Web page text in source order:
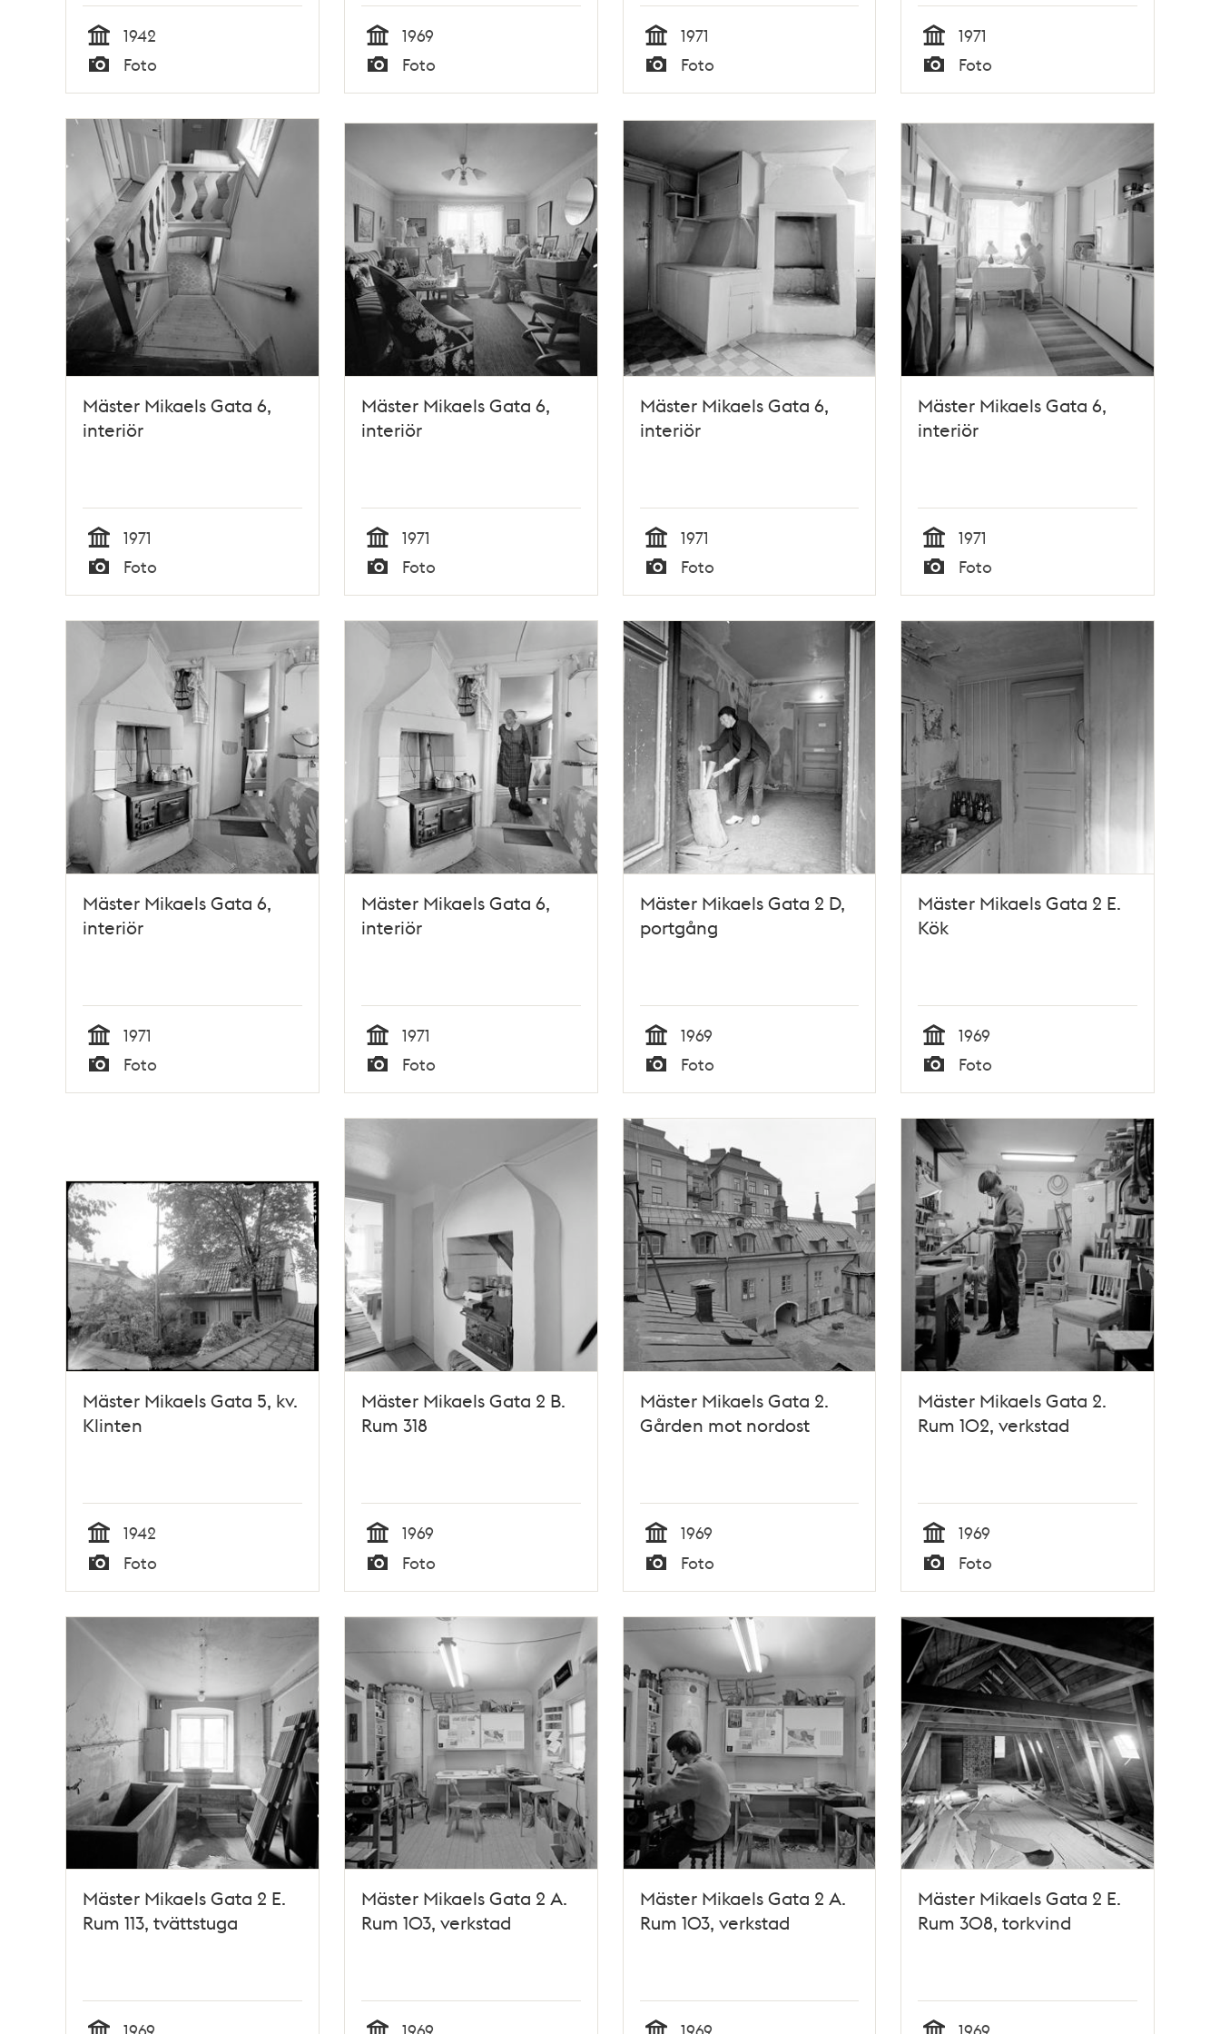
Tid
1942
Typ
Foto Tid
1969
Typ
Foto Tid
1971
Typ
Foto Tid
1971
Typ
Foto
Mäster Mikaels Gata 6,
interiör
Tid
1971
Typ
Foto
Mäster Mikaels Gata 6,
interiör
Tid
1971
Typ
Foto
Mäster Mikaels Gata 6,
interiör
Tid
1971
Typ
Foto
Mäster Mikaels Gata 6,
interiör
Tid
1971
Typ
Foto
Mäster Mikaels Gata 6,
interiör
Tid
1971
Typ
Foto
Mäster Mikaels Gata 6,
interiör
Tid
1971
Typ
Foto
Mäster Mikaels Gata 2 D,
portgång
Tid
1969
Typ
Foto
Mäster Mikaels Gata 2 E.
Kök
Tid
1969
Typ
Foto
Mäster Mikaels Gata 5, kv.
Klinten
Tid
1942
Typ
Foto
Mäster Mikaels Gata 2 B.
Rum 318
Tid
1969
Typ
Foto
Mäster Mikaels Gata 2.
Gården mot nordost
Tid
1969
Typ
Foto
Mäster Mikaels Gata 2.
Rum 102, verkstad
Tid
1969
Typ
Foto
Mäster Mikaels Gata 2 E.
Rum 113, tvättstuga
Mäster Mikaels Gata 2 A.
Rum 103, verkstad
Mäster Mikaels Gata 2 A.
Rum 103, verkstad
Mäster Mikaels Gata 2 E.
Rum 308, torkvind